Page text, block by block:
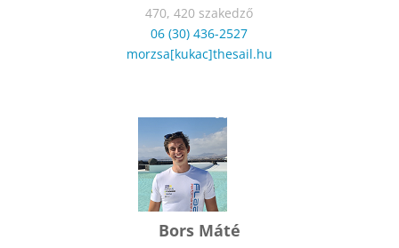
470, 420 szakedző
06 (30) 436-2527
morzsa[kukac]thesail.hu
Bors Máté